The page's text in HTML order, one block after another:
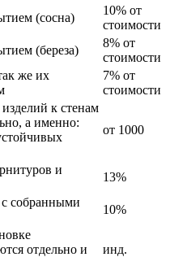
(сосна)
10% от
стоимости
(береза)
8% от
стоимости
же их
7% от
стоимости
к стенам
а именно:
от 1000
и
13%
собранными
10%
отдельно и
инд.